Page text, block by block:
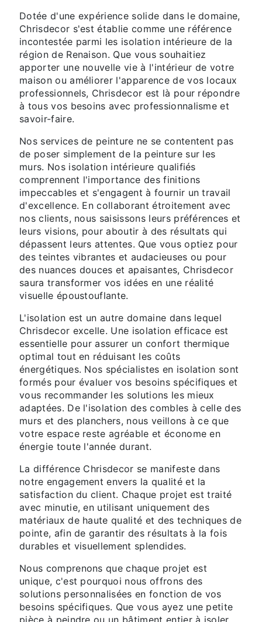
Dotée d'une expérience solide dans le domaine,
Chrisdecor s'est établie comme une référence
incontestée parmi les isolation intérieure de la
région de Renaison. Que vous souhaitiez
apporter une nouvelle vie à l'intérieur de votre
maison ou améliorer l'apparence de vos locaux
professionnels, Chrisdecor est là pour répondre
à tous vos besoins avec professionnalisme et
savoir-faire.
Nos services de peinture ne se contentent pas
de poser simplement de la peinture sur les
murs. Nos isolation intérieure qualifiés
comprennent l'importance des finitions
impeccables et s'engagent à fournir un travail
d'excellence. En collaborant étroitement avec
nos clients, nous saisissons leurs préférences et
leurs visions, pour aboutir à des résultats qui
dépassent leurs attentes. Que vous optiez pour
des teintes vibrantes et audacieuses ou pour
des nuances douces et apaisantes, Chrisdecor
saura transformer vos idées en une réalité
visuelle époustouflante.
L'isolation est un autre domaine dans lequel
Chrisdecor excelle. Une isolation efficace est
essentielle pour assurer un confort thermique
optimal tout en réduisant les coûts
énergétiques. Nos spécialistes en isolation sont
formés pour évaluer vos besoins spécifiques et
vous recommander les solutions les mieux
adaptées. De l'isolation des combles à celle des
murs et des planchers, nous veillons à ce que
votre espace reste agréable et économe en
énergie toute l'année durant.
La différence Chrisdecor se manifeste dans
notre engagement envers la qualité et la
satisfaction du client. Chaque projet est traité
avec minutie, en utilisant uniquement des
matériaux de haute qualité et des techniques de
pointe, afin de garantir des résultats à la fois
durables et visuellement splendides.
Nous comprenons que chaque projet est
unique, c'est pourquoi nous offrons des
solutions personnalisées en fonction de vos
besoins spécifiques. Que vous ayez une petite
pièce à peindre ou un bâtiment entier à isoler,